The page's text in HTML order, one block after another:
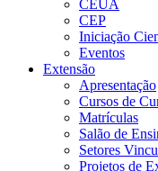
CEUA
CEP
Iniciação
Eventos
Extensão
Apresentação
Cursos de
Matrículas
Salão de
Setores
Projetos de